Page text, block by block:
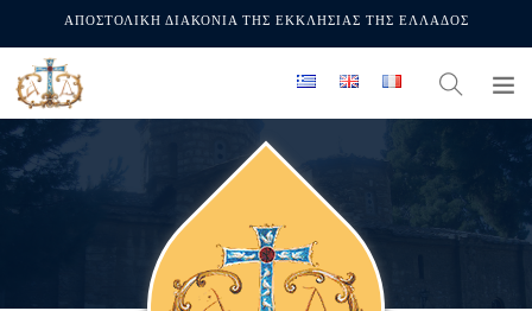
ΑΠΟΣΤΟΛΙΚΗ ΔΙΑΚΟΝΙΑ ΤΗΣ ΕΚΚΛΗΣΙΑΣ ΤΗΣ ΕΛΛΑΔΟΣ